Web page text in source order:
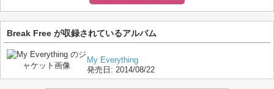
Break Free が収録されているアルバム
My Everything
発売日: 2014/08/22